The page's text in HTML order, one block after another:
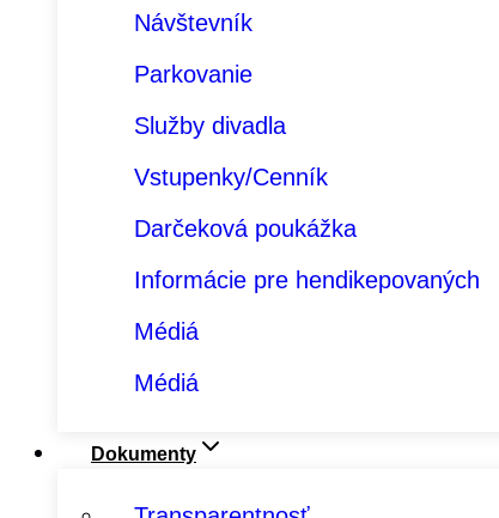
Návštevník
Parkovanie
Služby divadla
Vstupenky/Cenník
Darčeková poukážka
Informácie pre hendikepovaných
Médiá
Médiá
Dokumenty